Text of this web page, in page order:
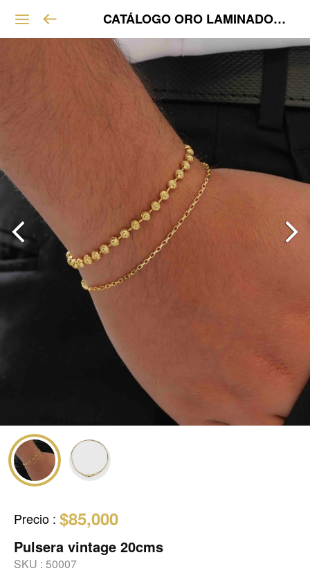
CATÁLOGO ORO LAMINADO VIP
Precio : $85,000
Pulsera vintage 20cms
SKU : 50007